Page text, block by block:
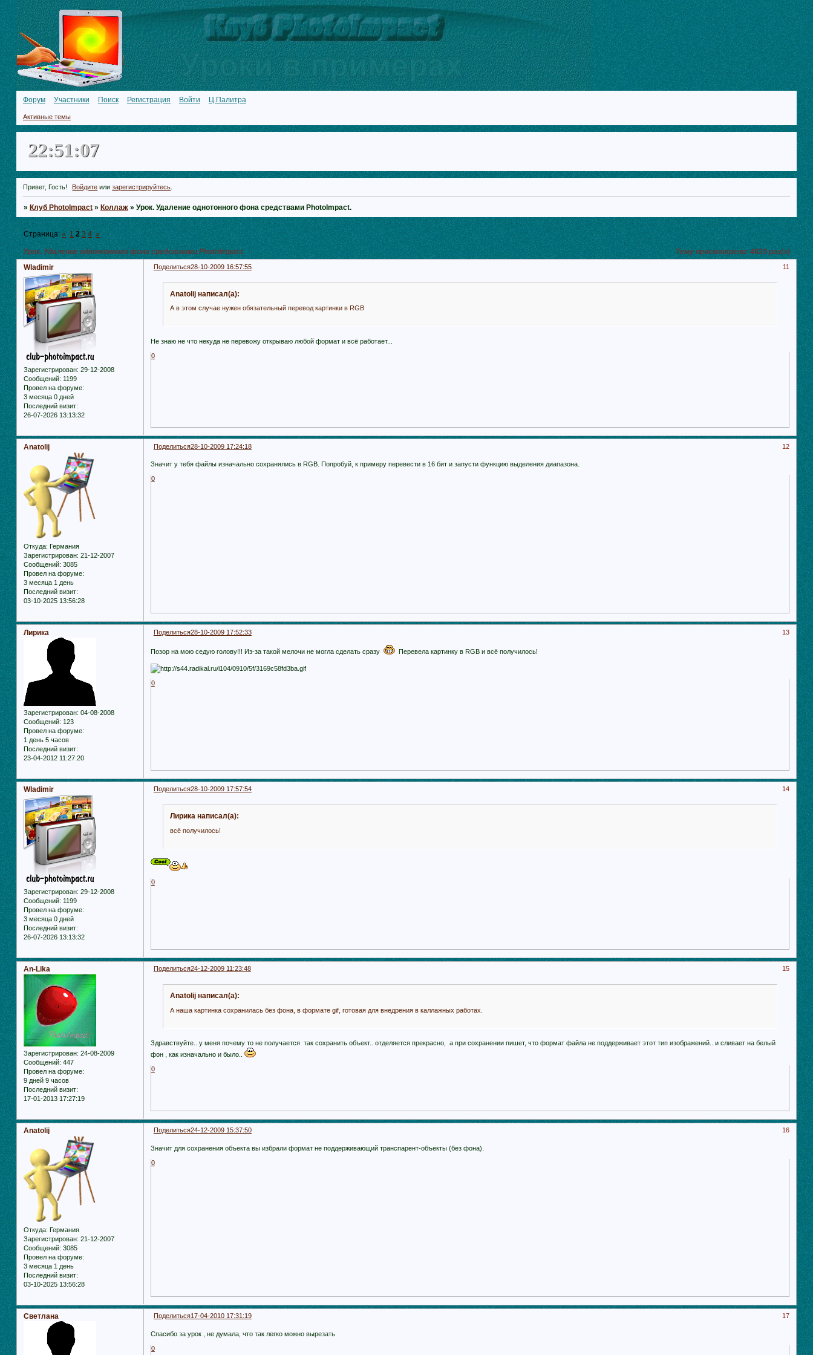
Форум Участники Поиск Регистрация Войти Ц.Палитра
Активные темы
22:51:08
Привет, Гость! Войдите илизарегистрируйтесь
» Клуб PhotoImpact » Коллаж » Урок. Удаление однотонного фона средствами PhotoImpact.
Урок. Удаление однотонного фона средствами PhotoImpact. Тему просмотрели:4629раз(а)
Страница: « 1 2 3 4 »
Поделиться 11
28-10-2009 16:57:55
Wladimir
Зарегистрирован: 29-12-2008
Сообщений: 1199
Провел на форуме:
3 месяца 0 дней
Последний визит:
26-07-2026 13:13:32
Anatolij написал(а):
А в этом случае нужен обязательный перевод картинки в RGB
Не знаю не что некуда не перевожу открываю любой формат и всё работает...
0
Поделиться 12
28-10-2009 17:24:18
Anatolij
Откуда: Германия
Зарегистрирован: 21-12-2007
Сообщений: 3085
Провел на форуме:
3 месяца 1 день
Последний визит:
03-10-2025 13:56:28
Значит у тебя файлы изначально сохранялись в RGB. Попробуй, к примеру перевести в 16 бит и запусти функцию выделения диапазона.
0
Поделиться 13
28-10-2009 17:52:33
Лирика
Зарегистрирован: 04-08-2008
Сообщений: 123
Провел на форуме:
1 день 5 часов
Последний визит:
23-04-2012 11:27:20
Позор на мою седую голову!!! Из-за такой мелочи не могла сделать сразу Перевела картинку в RGB и всё получилось!
0
Поделиться 14
28-10-2009 17:57:54
Wladimir
Зарегистрирован: 29-12-2008
Сообщений: 1199
Провел на форуме:
3 месяца 0 дней
Последний визит:
26-07-2026 13:13:32
Лирика написал(а):
всё получилось!
0
Поделиться 15
24-12-2009 11:23:48
An-Lika
Зарегистрирован: 24-08-2009
Сообщений: 447
Провел на форуме:
9 дней 9 часов
Последний визит:
17-01-2013 17:27:19
Anatolij написал(а):
А наша картинка сохранилась без фона, в формате gif, готовая для внедрения в каллажных работах.
Здравствуйте.. у меня почему то не получается так сохранить объект.. отделяется прекрасно, а при сохранении пишет, что формат файла не поддерживает этот тип изображений.. и сливает на белый
фон , как изначально и было..
0
Поделиться 16
24-12-2009 15:37:50
Anatolij
Откуда: Германия
Зарегистрирован: 21-12-2007
Сообщений: 3085
Провел на форуме:
3 месяца 1 день
Последний визит:
03-10-2025 13:56:28
Значит для сохранения объекта вы избрали формат не поддерживающий транспарент-объекты (без фона).
0
Поделиться 17
17-04-2010 17:31:19
Светлана
Спасибо за урок , не думала, что так легко можно вырезать
0